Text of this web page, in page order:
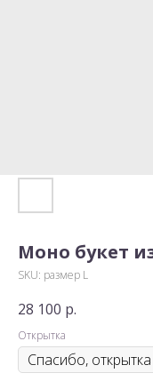
Моно букет
SKU: размер L
28 100 р.
Открытка